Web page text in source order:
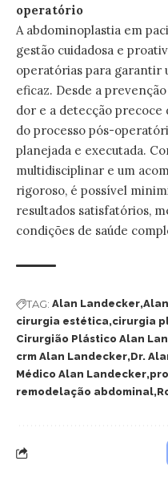
operatório
A abdominoplastia em
gestão cuidadosa e
operatórias para garantir
eficaz. Desde a
dor e a detecção precoce
do processo pós-
planejada e executada.
multidisciplinar e um
rigoroso, é possível
resultados satisfatórios,
condições de saúde
TAG: Alan Landecker
cirurgia estética cirurgia
Cirurgião Plástico Alan
crm Alan Landecker Dr.
Médico Alan Landecker
remodelação abdominal